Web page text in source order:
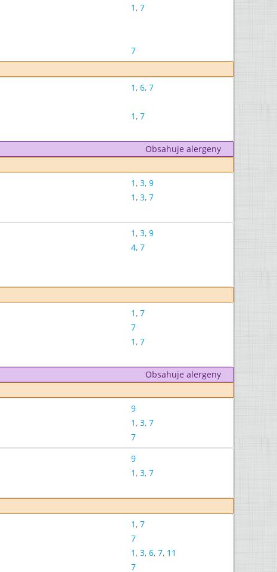
1, 7
7
1, 6, 7
1, 7
Obsahuje alergeny
1, 3, 9
1, 3, 7
1, 3, 9
4, 7
1, 7
7
1, 7
Obsahuje alergeny
9
1, 3, 7
7
9
1, 3, 7
1, 7
7
1, 3, 6, 7, 11
7